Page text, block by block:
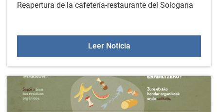
Reapertura de la cafetería-restaurante del Sologana
Leer NoticiaReapertura de la